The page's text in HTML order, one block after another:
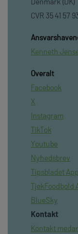
CVR 35 41 57
Kenneth
Overalt
Facebook
X
Instagram
TikTok
Youtube
Nyhedsbrev
Tipsbladet App
TjekFoodbold
BlueSky
Kontakt
Kontakt